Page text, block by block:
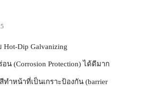
Dip Galvanizing
น (Corrosion Protection) ได้ดีมาก
ทำหน้าที่เป็นเกราะป้องกัน (barrier